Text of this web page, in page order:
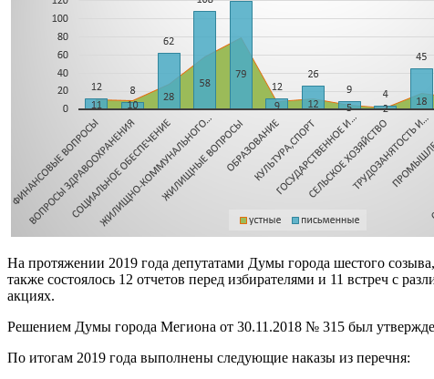
На протяжении 2019 года депутатами Думы города шестого
также состоялось 12 отчетов перед избирателями и 11 встреч с
акциях.
Решением Думы города Мегиона от 30.11.2018 № 315 был
По итогам 2019 года выполнены следующие наказы из перечня: